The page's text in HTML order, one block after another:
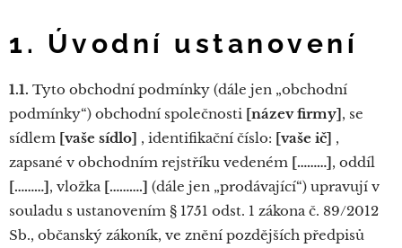
1. Úvodní ustanovení
1.1. Tyto obchodní podmínky (dále jen „obchodní
podmínky“) obchodní společnosti [název firmy], se
sídlem [vaše sídlo] , identifikační číslo: [vaše ič] ,
zapsané v obchodním rejstříku vedeném [………], oddíl
[………], vložka [……….] (dále jen „prodávající“) upravují v
souladu s ustanovením § 1751 odst. 1 zákona č. 89/2012
Sb., občanský zákoník, ve znění pozdějších předpisů